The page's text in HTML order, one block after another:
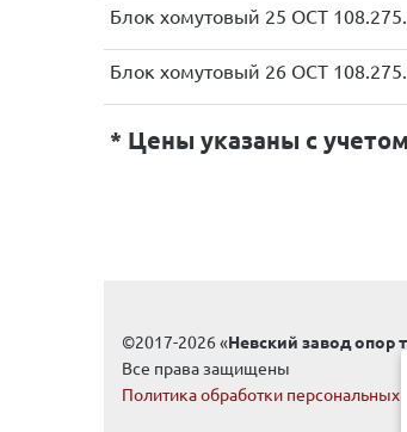
Блок хомутовый 25 ОСТ
Блок хомутовый 26 ОСТ
* Цены указаны с
©2017-2026 «Невский завод опор
Все права защищены
Политика обработки персональных